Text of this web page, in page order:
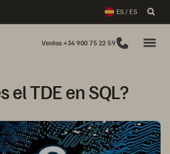
ES / ES
Ventas +34 900 75 22 59
el TDE en SQL?